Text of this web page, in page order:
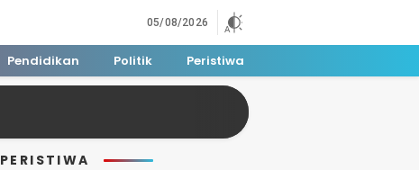
05/08/2026
Pendidikan Politik Peristiwa
PERISTIWA